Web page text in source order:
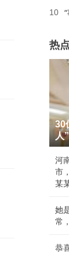
1
2
3
10
热
30
人
河
市
某
她
常
恭